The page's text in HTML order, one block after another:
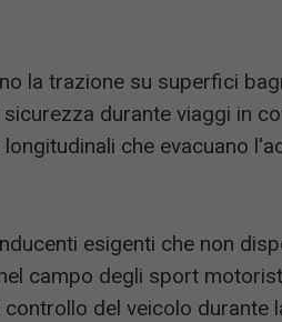
la trazione su superfici
durante viaggi in
che evacuano
esigenti che non
campo degli sport
del veicolo durante